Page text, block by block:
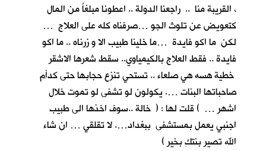
، القريبة منا .. راجعنا الدولة .. اعطونا مبلغاً من المال
كتعويض عن تلوث الجو …صرفناه كله على العلاج …
لكن ما اكو فايدة …ما خلينا طبيب الا و زرناه .. ما اكو
فايدة .. فقط العلاج بالكيمياوي.. سقط شعرها الاشقر
خطية هسه هي صلعاء .. تستحي تنزع حجابها حتى كدأم
صاحباتها البنات …. يكولون لو تشفى لو تموت خلال
اشهر … ) قلت لها : ( خالة ..سوف اخذها الى طبيب
اجنبي يعمل بمستشفى ببغداد…. لا تقلقي … ان شاء
الله تصير بنتكِ بخير )